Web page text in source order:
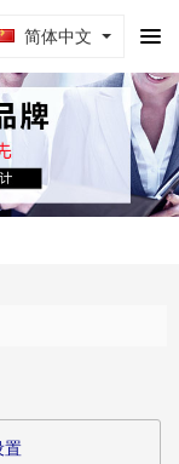
简体中文
置